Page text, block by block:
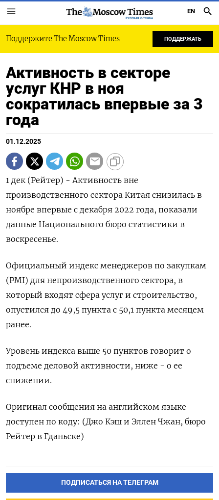
РУССКАЯ СЛУЖБА
EN
Поддержите The Moscow Times ПОДДЕРЖАТЬ
Активность в секторе
услуг КНР в ноя
сократилась впервые за 3
года
01.12.2025
1 дек (Рейтер) - Активность вне
производственного сектора Китая снизилась в
ноябре впервые с декабря 2022 года, показали
данные Национального бюро статистики в
воскресенье.
Официальный индекс менеджеров по закупкам
(PMI) для непроизводственного сектора, в
который входят сфера услуг и строительство,
опустился до 49,5 пункта с 50,1 пункта месяцем
ранее.
Уровень индекса выше 50 пунктов говорит о
подъеме деловой активности, ниже - о ее
снижении.
Оригинал сообщения на английском языке
доступен по коду: (Джо Кэш и Эллен Чжан, бюро
Рейтер в Гданьске)
ПОДПИСАТЬСЯ НА ТЕЛЕГРАМ